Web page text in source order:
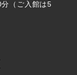
（ご入館は5